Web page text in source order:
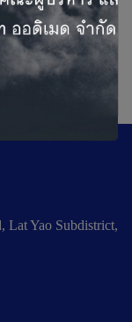
ศูนย์เครื่อง
งออดิเมด สาขา
Lat Yao Subdistrict,